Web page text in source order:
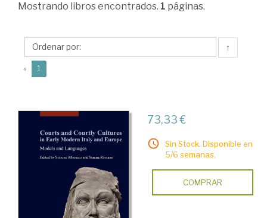
Romano,
Mostrando libros encontrados. 1 páginas.
↑
« 1
73,33 €
Sin Stock. Disponible en
5/6 semanas.
COMPRAR